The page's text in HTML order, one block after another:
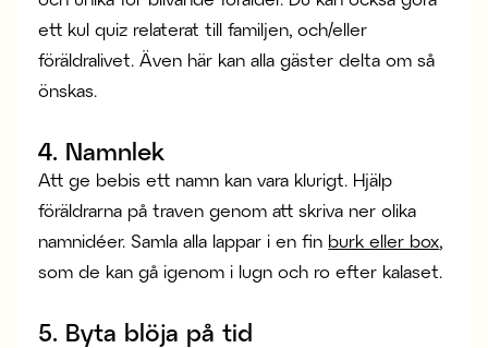
ett kul quiz relaterat till familjen, och/eller
föräldralivet. Även här kan alla gäster delta om så
önskas.
4. Namnlek
Att ge bebis ett namn kan vara klurigt. Hjälp
föräldrarna på traven genom att skriva ner olika
namnidéer. Samla alla lappar i en fin burk eller box,
som de kan gå igenom i lugn och ro efter kalaset.
5. Byta blöja på tid